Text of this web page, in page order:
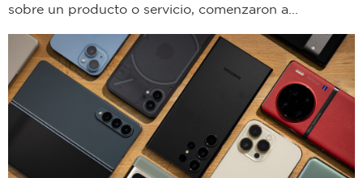
sobre un producto o servicio, comenzaron a...